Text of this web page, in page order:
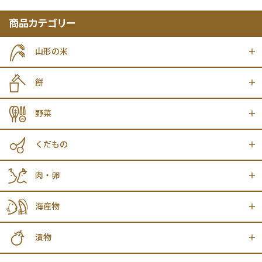
商品カテゴリー
山形の米
餅
野菜
くだもの
肉・卵
海産物
漬物